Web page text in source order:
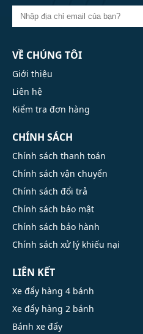
VỀ CHÚNG TÔI
Giới thiệu
Liên hệ
Kiểm tra đơn hàng
CHÍNH SÁCH
Chính sách thanh toán
Chính sách vận chuyển
Chính sách đổi trả
Chính sách bảo mật
Chính sách bảo hành
Chính sách xử lý khiếu nại
LIÊN KẾT
Xe đẩy hàng 4 bánh
Xe đẩy hàng 2 bánh
Bánh xe đẩy